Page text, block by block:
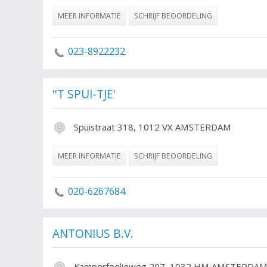
MEER INFORMATIE SCHRIJF BEOORDELING
023-8922232
''T SPUI-TJE'
Spuistraat 318, 1012 VX AMSTERDAM
MEER INFORMATIE SCHRIJF BEOORDELING
020-6267684
ANTONIUS B.V.